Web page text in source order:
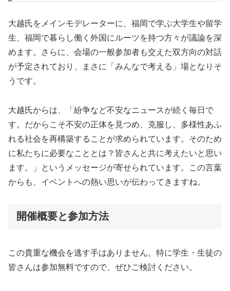
大越氏をメインモデレーターに、福岡で学ぶ大学生や留学
生、福岡で暮らし働く外国にルーツを持つ方々が議論を深
めます。さらに、会場の一般参加者も交えた双方向の対話
が予定されており、まさに「みんなで考える」場となりそ
うです。
大越氏からは、「紛争など不安なニュースが続く毎日で
す。だからこそ不安の正体を見つめ、克服し、多様性あふ
れる社会を再構築することが求められています。そのため
に私たちに必要なこととは？皆さんと共に考えたいと思い
ます。」というメッセージが寄せられています。この言葉
からも、イベントへの熱い思いが伝わってきますね。
開催概要と参加方法
この貴重な機会を逃す手はありません。特に学生・生徒の
皆さんは参加無料ですので、ぜひご検討ください。